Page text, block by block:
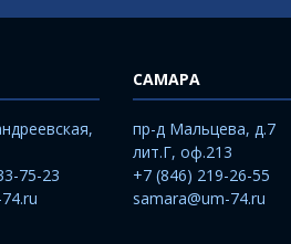
75-23
САМАРА
пр-д Мальцева, д.7
лит.Г, оф.213
+7 (846) 219-26-55
samara@um-74.ru